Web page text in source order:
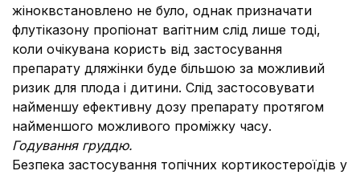
жіноквстановлено не було, однак призначати
флутіказону пропіонат вагітним слід лише тоді,
коли очікувана користь від застосування
препарату дляжінки буде більшою за можливий
ризик для плода і дитини. Слід застосовувати
найменшу ефективну дозу препарату протягом
найменшого можливого проміжку часу.
Годування груддю.
Безпека застосування топічних кортикостероїдів у